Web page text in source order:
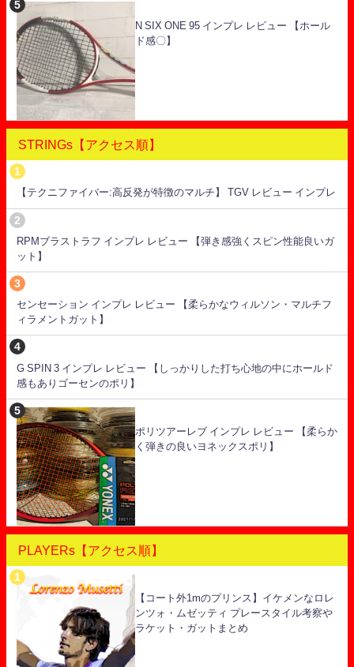
N SIX ONE 95 インプレ レビュー 【ホール
ド感〇】
STRINGs【アクセス順】
【テクニファイバー:高反発が特徴のマルチ】 TGV レビュー インプレ
RPMブラストラフ インプレ レビュー 【弾き感強くスピン性能良いガ
ット】
センセーション インプレ レビュー 【柔らかなウィルソン・マルチフ
ィラメントガット】
G SPIN 3 インプレ レビュー 【しっかりした打ち心地の中にホールド
感もありゴーセンのポリ】
ポリツアーレブ インプレ レビュー 【柔らか
く弾きの良いヨネックスポリ】
PLAYERs【アクセス順】
【コート外1mのプリンス】イケメンなロレ
ンツォ・ムゼッティ プレースタイル考察や
ラケット・ガットまとめ